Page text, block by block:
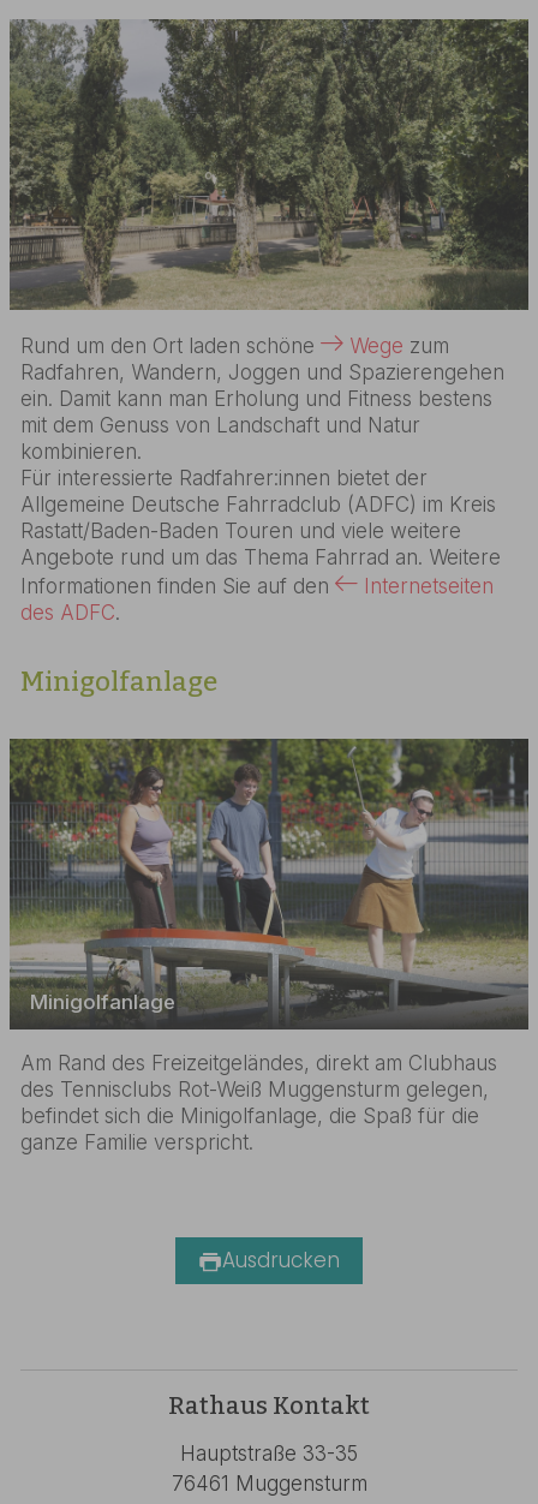
Rund um den Ort laden schöne Wege zum
Radfahren, Wandern, Joggen und Spazierengehen
ein. Damit kann man Erholung und Fitness bestens
mit dem Genuss von Landschaft und Natur
kombinieren.
Für interessierte Radfahrer:innen bietet der
Allgemeine Deutsche Fahrradclub (ADFC) im Kreis
Rastatt/Baden-Baden Touren und viele weitere
Angebote rund um das Thema Fahrrad an. Weitere
Informationen finden Sie auf den
Internetseiten
des ADFC.
Minigolfanlage
Minigolfanlage
Am Rand des Freizeitgeländes, direkt am Clubhaus
des Tennisclubs Rot-Weiß Muggensturm gelegen,
befindet sich die Minigolfanlage, die Spaß für die
ganze Familie verspricht.
Ausdrucken
Rathaus Kontakt
Hauptstraße 33-35
76461 Muggensturm